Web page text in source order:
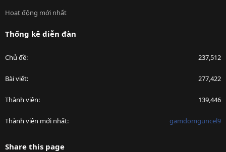
Hoạt động mới nhất
Thống kê diễn đàn
Chủ đề 237,512
Bài viết 277,422
Thành viên 139,446
Thành viên mới nhất gamdomguncel9
Share this page